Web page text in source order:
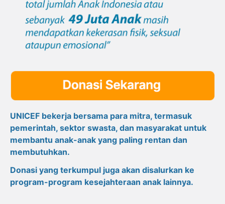
UNICEF bekerja bersama para mitra, termasuk
pemerintah, sektor swasta, dan masyarakat untuk
membantu anak-anak yang paling rentan dan
membutuhkan.
Donasi yang terkumpul juga akan disalurkan ke
program-program kesejahteraan anak lainnya.